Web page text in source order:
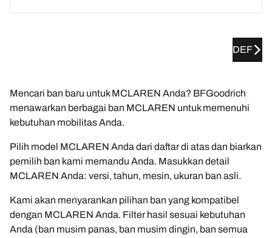
DEF
Mencari ban baru untuk MCLAREN Anda? BFGoodrich
menawarkan berbagai ban MCLAREN untuk memenuhi
kebutuhan mobilitas Anda.
Pilih model MCLAREN Anda dari daftar di atas dan biarkan
pemilih ban kami memandu Anda. Masukkan detail
MCLAREN Anda: versi, tahun, mesin, ukuran ban asli.
Kami akan menyarankan pilihan ban yang kompatibel
dengan MCLAREN Anda. Filter hasil sesuai kebutuhan
Anda (ban musim panas, ban musim dingin, ban semua